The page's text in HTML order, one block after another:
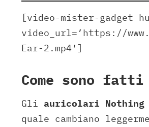
[video-mister-gadget
video_url=’https://
Ear-2.mp4′]
Come sono
Gli auricolari Nothing
quale cambiano